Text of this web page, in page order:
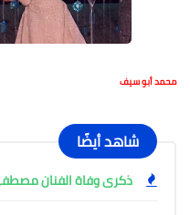
محمد أبو سيف
شاهد أيضًا
ذكرى وفاة الفنان مصطفى